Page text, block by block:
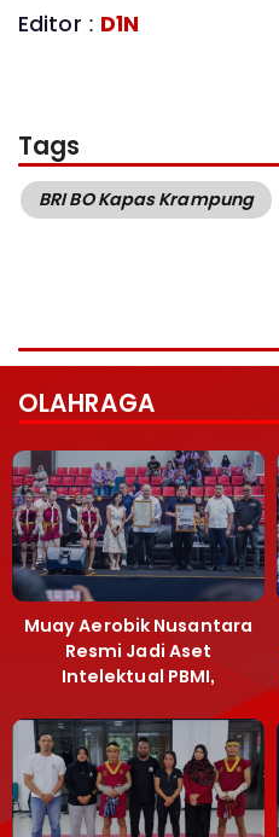
Editor : D1N
Tags
BRI BO Kapas Krampung
OLAHRAGA
Muay Aerobik Nusantara
Resmi Jadi Aset
Intelektual PBMI,
Terobosan Bangun
Grassroots